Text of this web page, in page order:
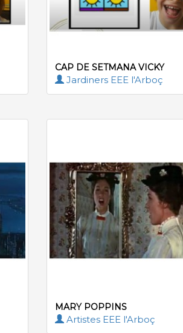
CAP DE SETMANA VICKY
Jardiners EEE l'Arboç
MARY POPPINS
Artistes EEE l'Arboç